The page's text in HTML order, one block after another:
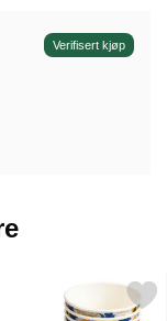
Verifisert kjøp
Flagg Store